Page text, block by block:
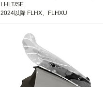
LHLT/SE
2024以降 FLHX、FLHXU